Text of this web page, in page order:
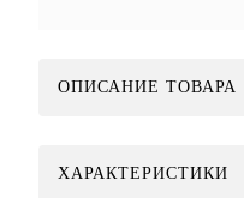
ОПИСАНИЕ ТОВАРА
ХАРАКТЕРИСТИКИ